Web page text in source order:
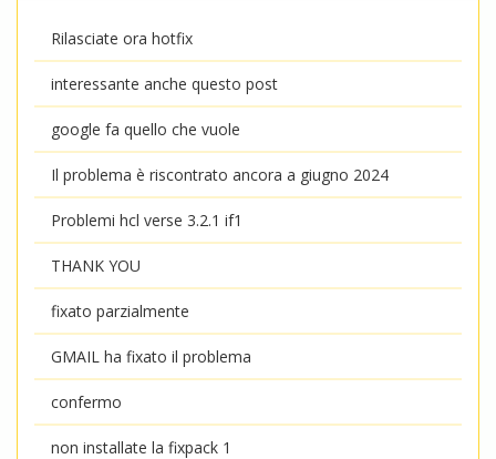
Rilasciate ora hotfix
interessante anche questo post
google fa quello che vuole
Il problema è riscontrato ancora a giugno 2024
Problemi hcl verse 3.2.1 if1
THANK YOU
fixato parzialmente
GMAIL ha fixato il problema
confermo
non installate la fixpack 1